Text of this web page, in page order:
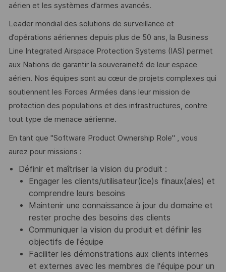
aérien et les systèmes d’armes avancés.
Leader mondial des solutions de surveillance et
d’opérations aériennes depuis plus de 50 ans, la Business
Line Integrated Airspace Protection Systems (IAS) permet
aux Nations de garantir la souveraineté de leur espace
aérien. Nos équipes sont au cœur de projets complexes qui
soutiennent les Forces Armées dans leur mission de
protection des populations et des infrastructures, contre
tout type de menace aérienne.
En tant que "Software Product Ownership Role" , vous
aurez pour missions :
Définir et maîtriser la vision du produit :
Engager les clients/utilisateur(ice)s finaux(ales) et
comprendre leurs besoins
Maintenir une connaissance à jour du domaine et
rester proche des besoins des clients
Communiquer la vision du produit et définir les
objectifs de l'équipe
Faciliter les démonstrations aux clients internes
et externes avec les membres de l'équipe pour un